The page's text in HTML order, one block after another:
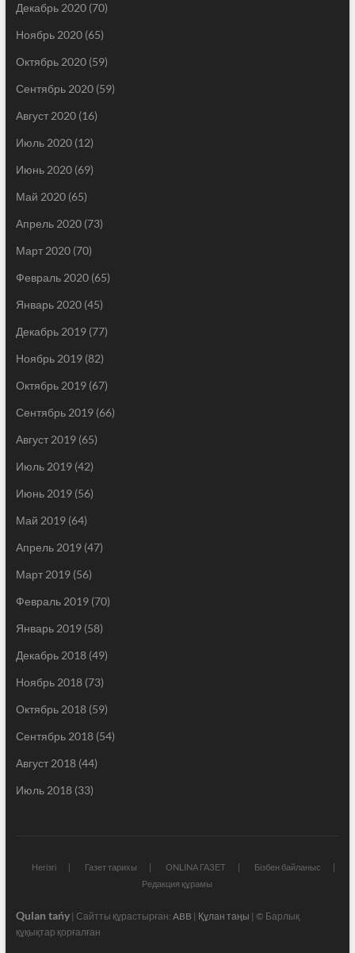
Декабрь 2020(70)
Ноябрь 2020(65)
Октябрь 2020(59)
Сентябрь 2020(59)
Август 2020(16)
Июль 2020(12)
Июнь 2020(69)
Май 2020(65)
Апрель 2020(73)
Март 2020(70)
Февраль 2020(65)
Январь 2020(45)
Декабрь 2019(77)
Ноябрь 2019(82)
Октябрь 2019(67)
Сентябрь 2019(66)
Август 2019(65)
Июль 2019(42)
Июнь 2019(56)
Май 2019(64)
Апрель 2019(47)
Март 2019(56)
Февраль 2019(70)
Январь 2019(58)
Декабрь 2018(49)
Ноябрь 2018(73)
Октябрь 2018(59)
Сентябрь 2018(54)
Август 2018(44)
Июль 2018(33)
Негізгі Газет тарихы ONLINA ГАЗЕТ
Бізбен байланыс
Редакция құрамы
Qulan tańy| Сайтты құрастырған: ABB | Құлан таңы | © Барлық
құқықтар қорғалған